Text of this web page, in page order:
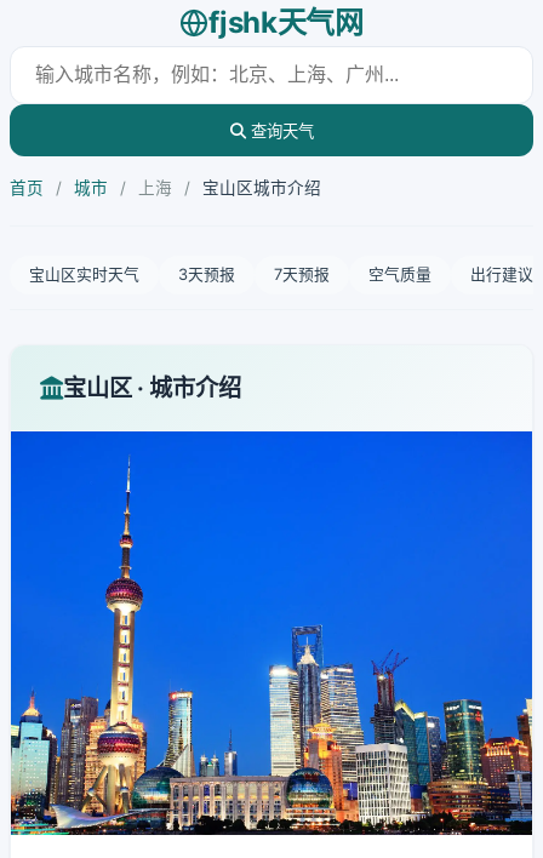
fjshk天气网
查询天气
首页 / 城市 / 上海 / 宝山区城市介绍
宝山区实时天气 3天预报 7天预报 空气质量 出行建议
宝山区 · 城市介绍